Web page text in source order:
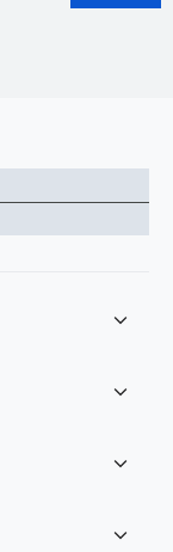
expand_more
expand_more
expand_more
expand_more